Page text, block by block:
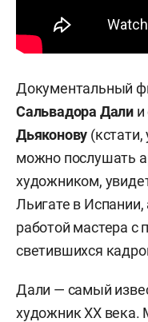
Документальный
Сальвадора Дали и
Дьяконову
можно послушать
художником,
Льигате в
работой мастера
светившихся
Дали — самый
художник XX